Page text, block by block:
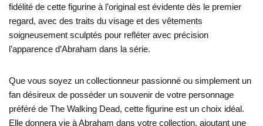
fidélité de cette figurine à l’original est évidente dès le premier
regard, avec des traits du visage et des vêtements
soigneusement sculptés pour refléter avec précision
l’apparence d’Abraham dans la série.
Que vous soyez un collectionneur passionné ou simplement un
fan désireux de posséder un souvenir de votre personnage
préféré de The Walking Dead, cette figurine est un choix idéal.
Elle donnera vie à Abraham dans votre collection, ajoutant une